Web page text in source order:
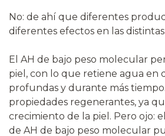
No: de ahí que diferentes
diferentes efectos en las distintas
El AH de bajo peso molecular
piel, con lo que retiene agua en
profundas y durante más
propiedades regenerantes, ya
crecimiento de la piel. Pero ojo:
de AH de bajo peso molecular